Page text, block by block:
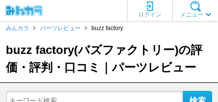
メニュー
ログイン
みんカラ
パーツレビュー buzz factory
buzz factory(バズファクトリー)の評
価・評判・口コミ｜パーツレビュー